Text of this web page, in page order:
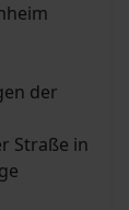
der
Straße in